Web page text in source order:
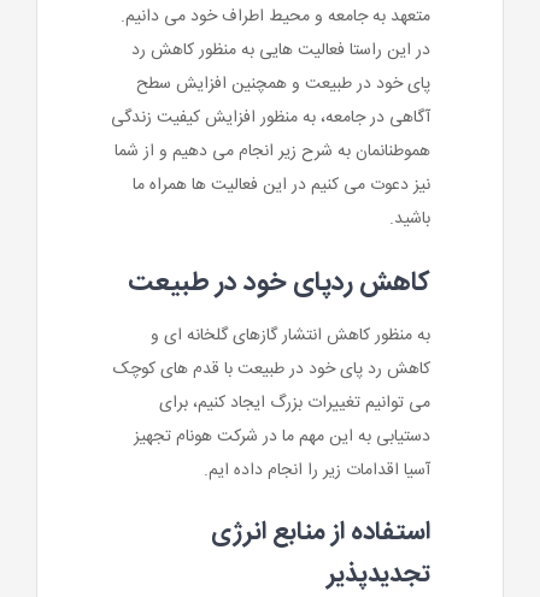
متعهد به جامعه و محیط اطراف خود می دانیم.
در این راستا فعالیت هایی به منظور کاهش رد
پای خود در طبیعت و همچنین افزایش سطح
آگاهی در جامعه، به منظور افزایش کیفیت زندگی
هموطنانمان به شرح زیر انجام می دهیم و از شما
نیز دعوت می کنیم در این فعالیت ها همراه ما
باشید.
کاهش ردپای خود در طبیعت
به منظور کاهش انتشار گازهای گلخانه ای و
کاهش رد پای خود در طبیعت با قدم های کوچک
می توانیم تغییرات بزرگ ایجاد کنیم، برای
دستیابی به این مهم ما در شرکت هونام تجهیز
آسیا اقدامات زیر را انجام داده ایم.
استفاده از منابع انرژی
تجدیدپذیر